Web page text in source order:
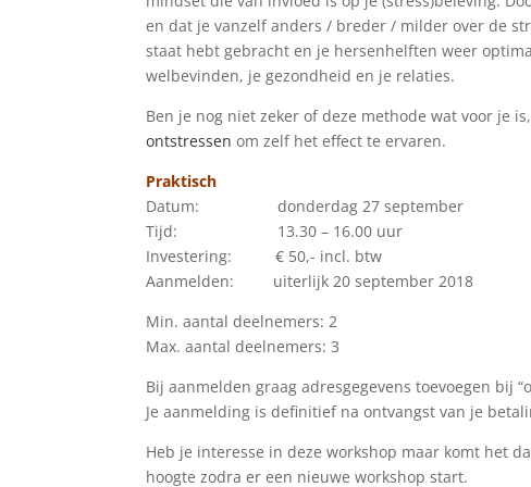
en dat je vanzelf anders / breder / milder over de
staat hebt gebracht en je hersenhelften weer
welbevinden, je gezondheid en je relaties.
Ben je nog niet zeker of deze methode wat voor je
ontstressenom zelf het effect te ervaren.
Praktisch
Datum: donderdag 27 september
Tijd: 13.30 – 16.00 uur
Investering: € 50,- incl. btw
Aanmelden: uiterlijk 20 september 2018
Min. aantal deelnemers: 2
Max. aantal deelnemers: 3
Bij aanmelden graag adresgegevens toevoegen bij
Je aanmelding is definitief na ontvangst van je
Heb je interesse in deze workshop maar komt het
hoogte zodra er een nieuwe workshop start.